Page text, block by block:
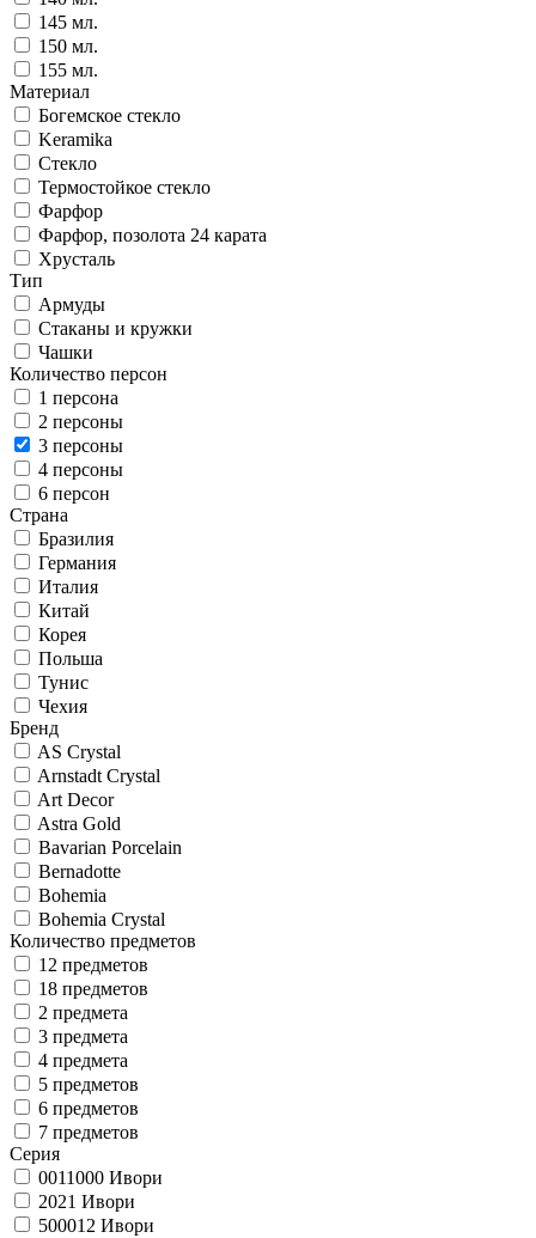
145 мл.
150 мл.
155 мл.
Материал
Богемское стекло
Keramika
Стекло
Термостойкое стекло
Фарфор
Фарфор, позолота 24 карата
Хрусталь
Тип
Армуды
Стаканы и кружки
Чашки
Количество персон
1 персона
2 персоны
3 персоны
4 персоны
6 персон
Страна
Бразилия
Германия
Италия
Китай
Корея
Польша
Тунис
Чехия
Бренд
AS Crystal
Arnstadt Crystal
Art Decor
Astra Gold
Bavarian Porcelain
Bernadotte
Bohemia
Bohemia Crystal
Количество предметов
12 предметов
18 предметов
2 предмета
3 предмета
4 предмета
5 предметов
6 предметов
7 предметов
Серия
0011000 Ивори
2021 Ивори
500012 Ивори